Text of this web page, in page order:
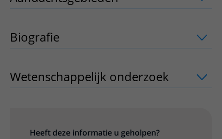
Biografie
Wetenschappelijk onderzoek
Heeft deze informatie u geholpen?